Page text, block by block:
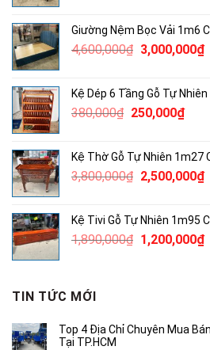
3,300,000₫.
Giường Nệm Bọc Vải 1m6
4,600,000₫ Giá
4,600,000₫.
3,000,000₫
Kệ Dép 6 Tầng Gỗ Tự Nhiên
380,000₫ Giá
380,000₫.
250,000₫Giá
là:
Kệ Thờ Gỗ Tự Nhiên 1m27
3,800,000₫ Giá
3,800,000₫.
2,500,000₫
Kệ Tivi Gỗ Tự Nhiên 1m95
1,890,000₫ Giá
1,200,000₫
TIN TỨC MỚI
Top 4 Địa Chỉ Chuyên Mua
Tại TP.HCM